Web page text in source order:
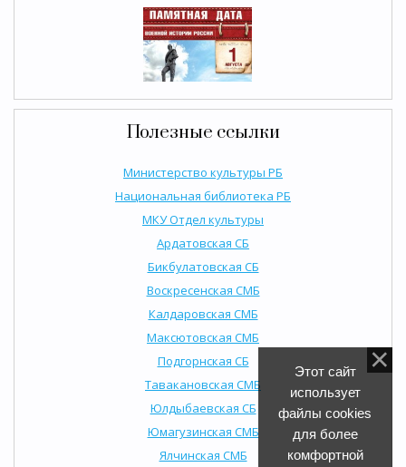
Полезные ссылки
Министерство культуры РБ
Национальная библиотека РБ
МКУ Отдел культуры
Ардатовская СБ
Бикбулатовская СБ
Воскресенская СМБ
Калдаровская СМБ
Максютовская СМБ
Подгорнская СБ
Тавакановская СМБ
Юлдыбаевская СБ
Юмагузинская СМБ
Ялчинская СМБ
Этот сайт
использует
файлы cookies
для более
комфортной